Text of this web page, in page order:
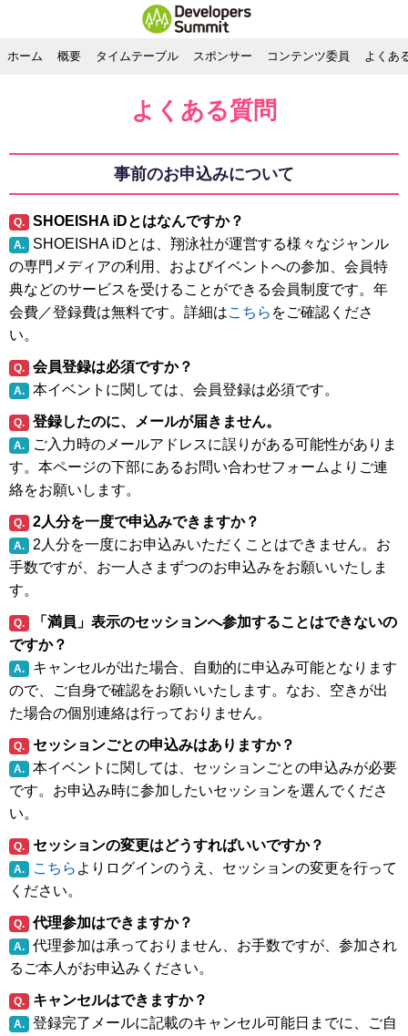
ホーム 概要 タイムテーブル スポンサー コンテンツ委員 よくあ
よくある質問
事前のお申込みについて
Q. SHOEISHA iDとはなんですか？
A. SHOEISHA iDとは、翔泳社が運営する様々なジャンル
の専門メディアの利用、およびイベントへの参加、会員特
典などのサービスを受けることができる会員制度です。年
会費／登録費は無料です。詳細はこちら をご確認くださ
い。
Q. 会員登録は必須ですか？
A. 本イベントに関しては、会員登録は必須です。
Q. 登録したのに、メールが届きません。
A. ご入力時のメールアドレスに誤りがある可能性がありま
す。本ページの下部にあるお問い合わせフォームよりご連
絡をお願いします。
Q. 2人分を一度で申込みできますか？
A. 2人分を一度にお申込みいただくことはできません。お
手数ですが、お一人さまずつのお申込みをお願いいたしま
す。
Q. 「満員」表示のセッションへ参加することはできないの
ですか？
A. キャンセルが出た場合、自動的に申込み可能となります
ので、ご自身で確認をお願いいたします。なお、空きが出
た場合の個別連絡は行っておりません。
Q. セッションごとの申込みはありますか？
A. 本イベントに関しては、セッションごとの申込みが必要
です。お申込み時に参加したいセッションを選んでくださ
い。
Q. セッションの変更はどうすればいいですか？
A. こちら よりログインのうえ、セッションの変更を行って
ください。
Q. 代理参加はできますか？
A. 代理参加は承っておりません、お手数ですが、参加され
るご本人がお申込みください。
Q. キャンセルはできますか？
A. 登録完了メールに記載のキャンセル可能日までに、ご自